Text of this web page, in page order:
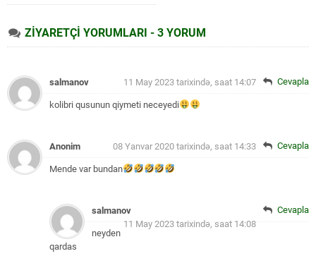
ZİYARETÇİ YORUMLARI - 3 YORUM
salmanov 11 May 2023 tarixində, saat 14:07
kolibri qusunun qiymeti neceyedi
Cevapla
Anonim 08 Yanvar 2020 tarixində, saat 14:33
Mende var bundan
Cevapla
salmanov
11 May 2023 tarixində, saat 14:08
neyden
qardas
Cevapla